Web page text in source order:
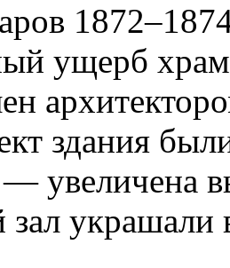
ущерб
здания
увеличена
украшали